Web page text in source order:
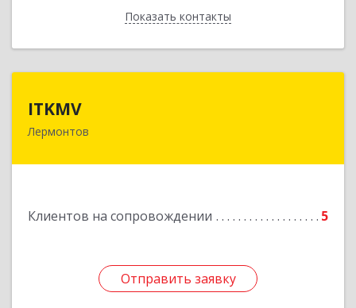
Показать контакты
Назад
ITKMV
Лермонтов
Клиентов на сопровождении 5
Отправить заявку
Отправить заявку